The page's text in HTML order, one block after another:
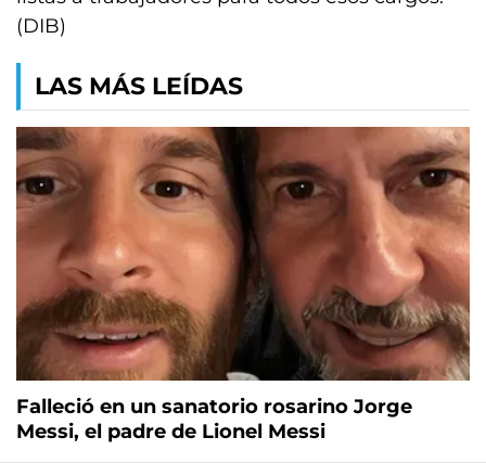
(DIB)
LAS MÁS LEÍDAS
Falleció en un sanatorio rosarino Jorge
Messi, el padre de Lionel Messi